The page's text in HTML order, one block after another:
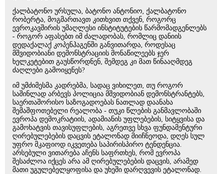
ქალბატონო ურსულა, ბატონო ანტონიო, ქალბატონო
რობერტა, მოგმართავთ კითხვით თქვენ, როგორც
ევროკავშირის უმაღლესი ინსტიტუტების წარმომადგენლებს
- როგორ აფასებთ იმ ძალადობას, რომლიც დანიის
დედაქალაქ კოპენჰაგენში განვითარდა, როდესაც
მშვიდობიანი დემონსტრაციის მონაწილეებს ჯერ
ხელკეტებით გაუსწორდნენ, შემდეგ კი მათ წინააღმდეგ
ძაღლები გამოიყენეს?
იმ უმძიმესმა კადრებმა, სადაც ვიხილეთ, თუ როგორ
საშინლად არბევს პოლიცია მშვიდობიან დემონსტრანტებს,
საერთაშორისო საზოგადოებას ნათლად დაანახა
შემაშფოთებელი რეალობა - თუკი წლების განმავლობაში
ევროპა დემოკრატიის, ადამიანის უფლებების, სიტყვისა და
გამოხატვის თავისუფლების, აგრეთვე სხვა ფუნდამენტური
ღირებულებების დაცვის ეტალონად მიიჩნეოდა, დღეს სულ
უფრო მკაფიოდ იკვეთება საპირისპირო ტენდენცია.
არსებული ვითარება აჩენს საფრთხეს, რომ ევროპა
შესაძლოა იქცეს არა ამ ღირებულებების დაცვის, არამედ
მათი უგულებელყოფისა და უხეში დარღვევის ეტალონად.